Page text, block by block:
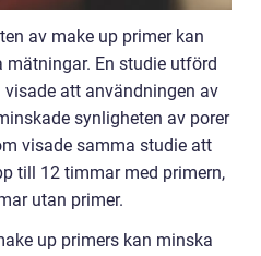
av make up primer kan
En studie utförd
att användningen av
synligheten av porer
visade samma studie att
till 12 timmar med primern,
utan primer.
up primers kan minska